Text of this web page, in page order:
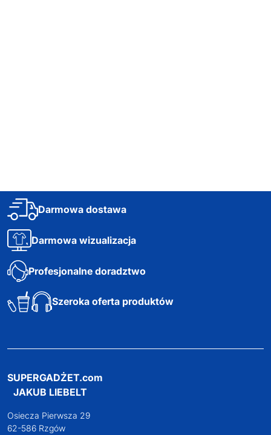
Darmowa dostawa
Darmowa wizualizacja
Profesjonalne doradztwo
Szeroka oferta produktów
SUPERGADŻET.com
JAKUB LIEBELT
Osiecza Pierwsza 29
62-586 Rzgów